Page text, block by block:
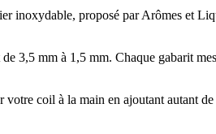
inoxydable, proposé par Arômes et
3,5 mm à 1,5 mm. Chaque gabarit
coil à la main en ajoutant autant